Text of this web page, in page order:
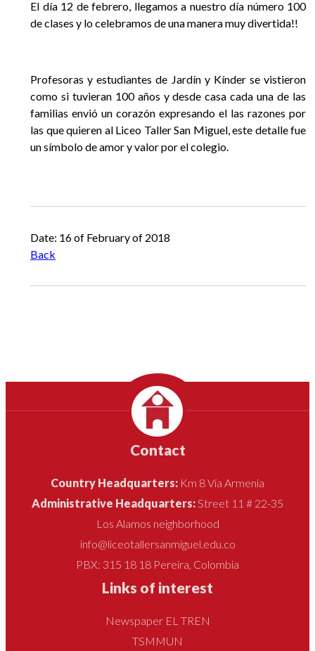
El día 12 de febrero, llegamos a nuestro día número 100
de clases y lo celebramos de una manera muy divertida!!
Profesoras y estudiantes de Jardín y Kínder se vistieron
como si tuvieran 100 años y desde casa cada una de las
familias envió un corazón expresando el las razones por
las que quieren al Liceo Taller San Miguel, este detalle fue
un símbolo de amor y valor por el colegio.
Date: 16 of February of 2018
Back
Contact
Country Headquarters: Km 8 Vía Armenia
Administrative Headquarters:Street 11 # 22-35
Los Alamos neighborhood
info@liceotallersanmiguel.edu.co
PBX: 315 18 18 Pereira, Colombia
Links of interest
Newspaper EL TREN
TSMMUN